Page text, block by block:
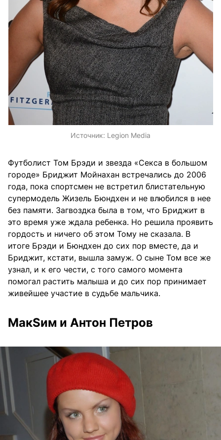
Источник: Legion Media
Футболист Том Брэди и звезда «Секса в большом
городе» Бриджит Мойнахан встречались до 2006
года, пока спортсмен не встретил блистательную
супермодель Жизель Бюндхен и не влюбился в нее
без памяти. Загвоздка была в том, что Бриджит в
это время уже ждала ребенка. Но решила проявить
гордость и ничего об этом Тому не сказала. В
итоге Брэди и Бюндхен до сих пор вместе, да и
Бриджит, кстати, вышла замуж. О сыне Том все же
узнал, и к его чести, с того самого момента
помогал растить малыша и до сих пор принимает
живейшее участие в судьбе мальчика.
МакSим и Антон Петров